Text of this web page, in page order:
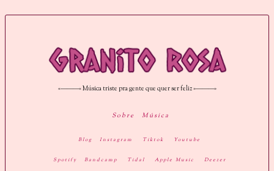
«———« Música triste pra gente que quer ser feliz »———»
Sobre Música
Blog Instagram Tiktok Youtube
Spotify Bandcamp Tidal Apple Music Deezer